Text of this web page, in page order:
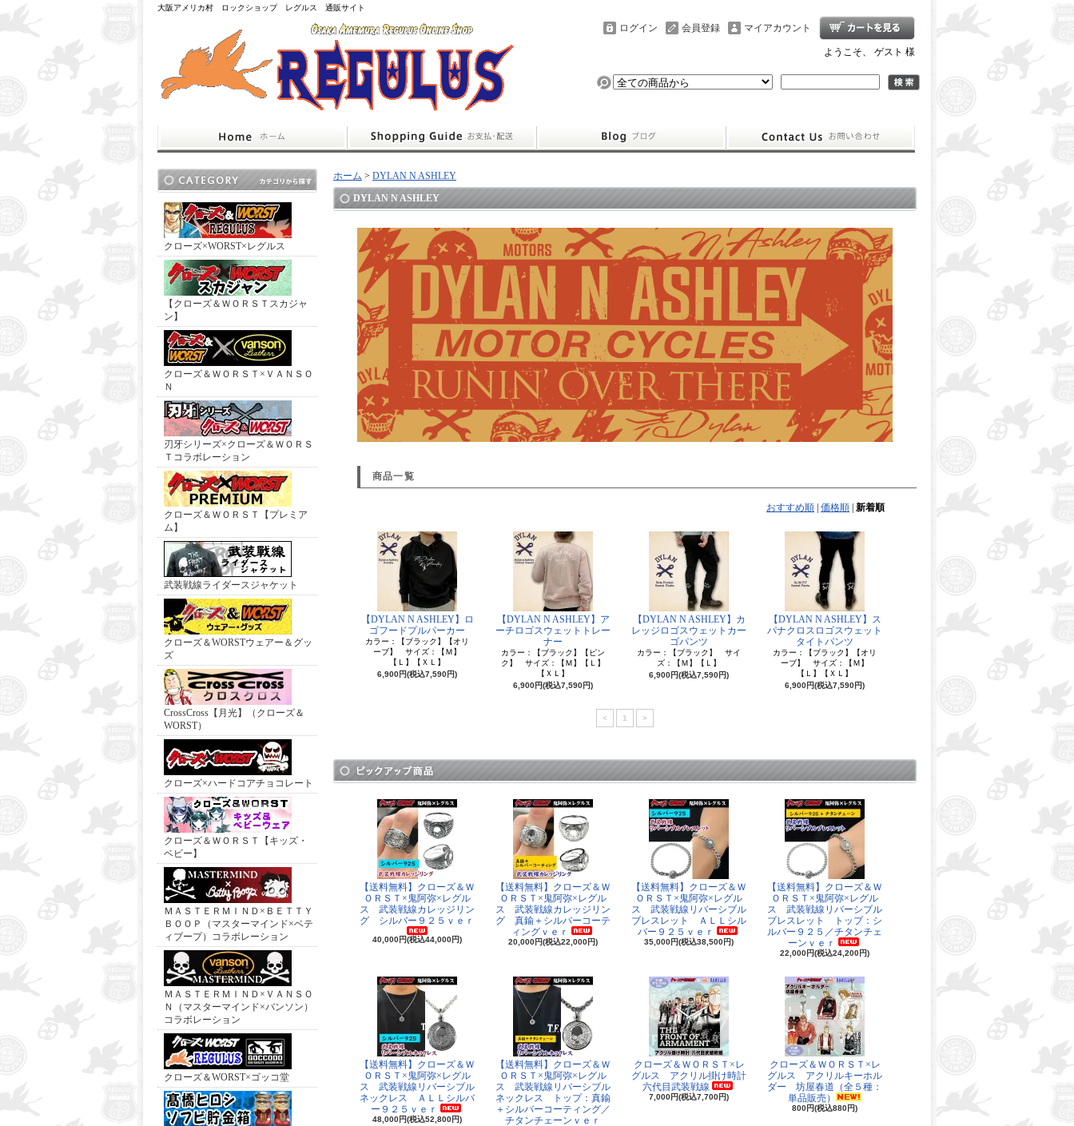
大阪アメリカ村 ロックショップ レグルス 通販サイト
マイアカウント
会員登録
ログイン
ようこそ、 ゲスト 様
クローズ×WORST×レグルス
【クローズ＆ＷＯＲＳＴスカジャ
ン】
クローズ＆ＷＯＲＳＴ×ＶＡＮＳＯ
Ｎ
刃牙シリーズ×クローズ＆ＷＯＲＳ
Ｔコラボレーション
クローズ＆ＷＯＲＳＴ【プレミア
ム】
武装戦線ライダースジャケット
クローズ＆WORSTウェアー＆グッ
ズ
CrossCross【月光】（クローズ＆
WORST）
クローズ×ハードコアチョコレート
クローズ＆ＷＯＲＳＴ【キッズ・
ベビー】
ＭＡＳＴＥＲＭＩＮＤ×ＢＥＴＴＹ
ＢＯＯＰ（マスターマインド×ベテ
ィブープ）コラボレーション
ＭＡＳＴＥＲＭＩＮＤ×ＶＡＮＳＯ
Ｎ（マスターマインド×バンソン）
コラボレーション
クローズ＆WORST×ゴッコ堂
ホーム > DYLAN N ASHLEY
DYLAN N ASHLEY
商品一覧
おすすめ順 価格順 新着順
【DYLAN N ASHLEY】ロ
ゴフードプルパーカー
カラー：【ブラック】【オリ
ーブ】 サイズ：【Ｍ】
【Ｌ】【ＸＬ】
6,900円(税込7,590円)
【DYLAN N ASHLEY】ア
ーチロゴスウェットトレー
ナー
カラー：【ブラック】【ピン
ク】 サイズ：【Ｍ】【Ｌ】
【ＸＬ】
6,900円(税込7,590円)
【DYLAN N ASHLEY】カ
レッジロゴスウェットカー
ゴパンツ
カラー：【ブラック】 サイ
ズ：【Ｍ】【Ｌ】
6,900円(税込7,590円)
【DYLAN N ASHLEY】ス
パナクロスロゴスウェット
タイトパンツ
カラー：【ブラック】【オリ
ーブ】 サイズ：【Ｍ】
【Ｌ】【ＸＬ】
6,900円(税込7,590円)
< 1 >
【送料無料】クローズ＆Ｗ
ＯＲＳＴ×鬼阿弥×レグル
ス 武装戦線カレッジリン
グ シルバー９２５ｖｅｒ
40,000円(税込44,000円)
【送料無料】クローズ＆Ｗ
ＯＲＳＴ×鬼阿弥×レグル
ス 武装戦線カレッジリン
グ 真鍮＋シルバーコーテ
ィングｖｅｒ
20,000円(税込22,000円)
【送料無料】クローズ＆Ｗ
ＯＲＳＴ×鬼阿弥×レグル
ス 武装戦線リバーシブル
ブレスレット ＡＬＬシル
バー９２５ｖｅｒ
35,000円(税込38,500円)
【送料無料】クローズ＆Ｗ
ＯＲＳＴ×鬼阿弥×レグル
ス 武装戦線リバーシブル
ブレスレット トップ：シ
ルバー９２５／チタンチェ
ーンｖｅｒ
22,000円(税込24,200円)
【送料無料】クローズ＆Ｗ
ＯＲＳＴ×鬼阿弥×レグル
ス 武装戦線リバーシブル
ネックレス ＡＬＬシルバ
ー９２５ｖｅｒ
48,000円(税込52,800円)
【送料無料】クローズ＆Ｗ
ＯＲＳＴ×鬼阿弥×レグル
ス 武装戦線リバーシブル
ネックレス トップ：真鍮
＋シルバーコーティング／
チタンチェーンｖｅｒ
クローズ＆ＷＯＲＳＴ×レ
グルス アクリル掛け時計
六代目武装戦線
7,000円(税込7,700円)
クローズ＆ＷＯＲＳＴ×レ
グルス アクリルキーホル
ダー 坊屋春道（全５種：
単品販売）
800円(税込880円)